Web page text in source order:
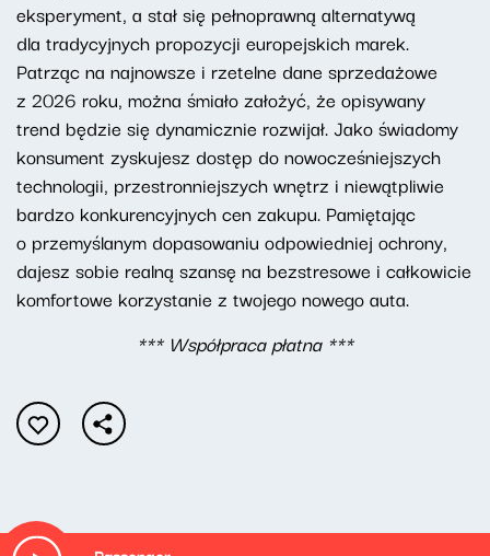
eksperyment, a stał się pełnoprawną alternatywą
dla tradycyjnych propozycji europejskich marek.
Patrząc na najnowsze i rzetelne dane sprzedażowe
z 2026 roku, można śmiało założyć, że opisywany
trend będzie się dynamicznie rozwijał. Jako świadomy
konsument zyskujesz dostęp do nowocześniejszych
technologii, przestronniejszych wnętrz i niewątpliwie
bardzo konkurencyjnych cen zakupu. Pamiętając
o przemyślanym dopasowaniu odpowiedniej ochrony,
dajesz sobie realną szansę na bezstresowe i całkowicie
komfortowe korzystanie z twojego nowego auta.
*** Współpraca płatna ***